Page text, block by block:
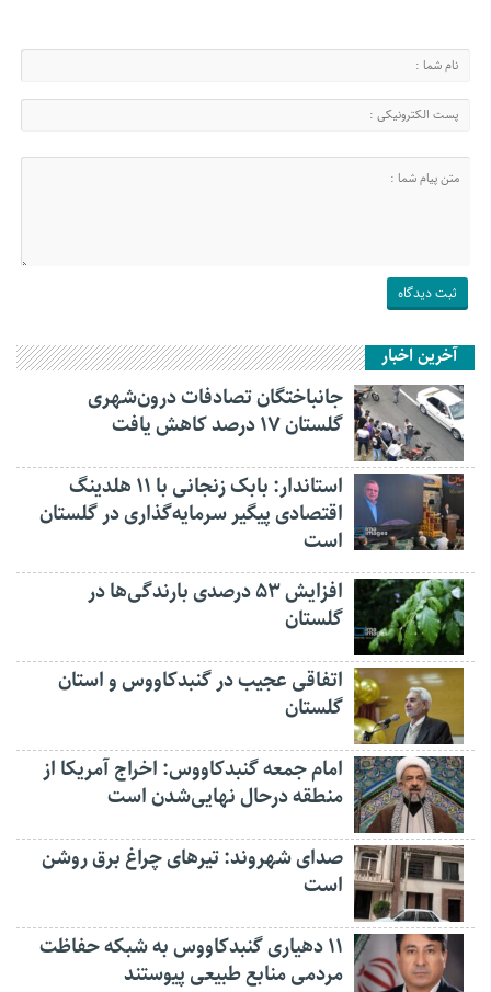
آخرین اخبار
جانباختگان تصادفات درون‌شهری
گلستان ۱۷ درصد کاهش یافت
استاندار: بابک زنجانی با ۱۱ هلدینگ
اقتصادی پیگیر سرمایه‌گذاری در گلستان
است
افزایش ۵۳ درصدی بارندگی‌ها در
گلستان
اتفاقی عجیب در‌ گنبدکاووس و استان
گلستان
امام جمعه گنبدکاووس: اخراج آمریکا از
منطقه درحال نهایی‌شدن است
صدای شهروند: تیرهای چراغ برق روشن
است
۱۱ دهیاری گنبدکاووس به شبکه حفاظت
مردمی منابع طبیعی پیوستند